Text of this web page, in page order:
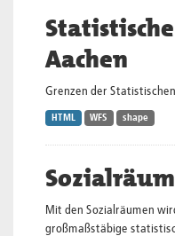
Aachen
Grenzen der
HTML WFS shape
Mit den Sozialräumen
großmaßstäbige